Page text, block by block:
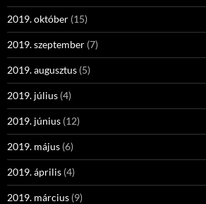
2019. október (15)
2019. szeptember (7)
2019. augusztus (5)
2019. július (4)
2019. június (12)
2019. május (6)
2019. április (4)
2019. március (9)